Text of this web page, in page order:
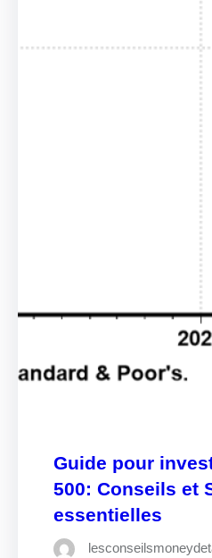
Guide pour
500: Conseils et
essentielles